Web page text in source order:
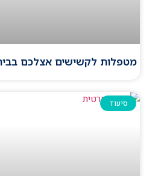
מטפלות לקשישים אצלכם בבית !
סיעוד